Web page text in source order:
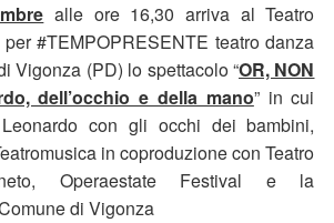
alle ore 16,30 arriva al Teatro
#TEMPOPRESENTE teatro danza
Vigonza (PD) lo spettacolo “OR, NON
dell’occhio e della mano” in cui
con gli occhi dei bambini,
in coproduzione con Teatro
Operaestate Festival e la
di Vigonza